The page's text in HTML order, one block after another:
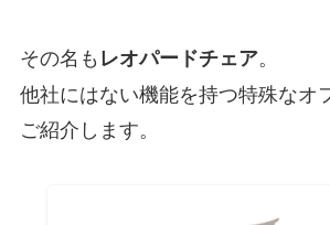
その名もレオパードチェア。
他社にはない機能を持つ特殊なオ
ご紹介します。